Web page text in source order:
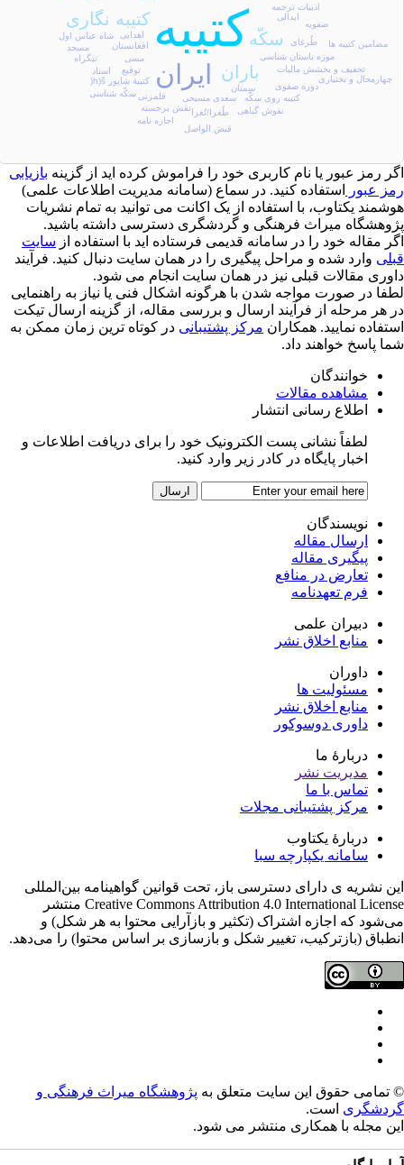
کتیبه
ایران
سکّه
کتیبه نگاری
باران
افغانستان
ابدالی
ادبیات ترجمه
سغدی مسیحی
موزه باستان شناسی
اهدایی
قلمزنی
مسی
توقیع
کتیبۀ شاپور h)š(
طُرغای
طُغرا/تُغرا
تیگراه
شاه عباس اول
تخفیف و بخشش مالیات
صفویه
مسجد
کتیبه روی سکّه
دوره صفوی
نقوش گیاهی
سکّه شناسی
نقش برجسته
اجاره نامه
قبض الواصل
اسناد
سمنان
مضامین کتیبه ها
چهارمحال و بختیاری
رمز عبور یا نام کاربری خود را فراموش کرده اید از گزینهبازیابی
عبوراستفاده کنید. در سماع (سامانه مدیریت اطلاعات علمی)
یکتاوب، با استفاده از یک اکانت می توانید به تمام نشریات
میراث فرهنگی و گردشگری دسترسی داشته باشید.
مقاله خود را در سامانه قدیمی فرستاده اید با استفاده ازسایت
وارد شده و مراحل پیگیری را در همان سایت دنبال کنید. فرآیند
مقالات قبلی نیز در همان سایت انجام می شود.
در صورت مواجه شدن با هرگونه اشکال فنی یا نیاز به راهنمایی
هر مرحله از فرآیند ارسال و بررسی مقاله، از گزینه ارسال تیکت
نمایید. همکارانمرکز پشتیبانیدر کوتاه ترین زمان ممکن به
پاسخ خواهند داد.
خوانندگان
مشاهده مقالات
اطلاع رسانی انتشار
لطفاً نشانی پست الکترونیک خود را برای دریافت اطلاعات و
اخبار پایگاه در کادر زیر وارد کنید.
نویسندگان
ارسال مقاله
پیگیری مقاله
تعارض در منافع
فرم تعهدنامه
دبیران علمی
منابع اخلاق نشر
داوران
مسئولیت ها
منابع اخلاق نشر
داوری دوسوکور
دربارۀ ما
مدیریت نشر
تماس با ما
مرکز پشتیبانی مجلات
دربارۀ یکتاوب
سامانه یکپارچه سبا
نشریه ی دارای دسترسی باز، تحت قوانین گواهینامه بین‌المللی
Creative Commons Attribution 4.0 International License منتشر
که اجازه اشتراک (تکثیر و بازآرایی محتوا به هر شکل) و
(بازترکیب، تغییر شکل و بازسازی بر اساس محتوا) را می‌دهد.
تمامی حقوق این سایت متعلق بهپژوهشگاه میراث فرهنگی و
است.
مجله با همکاریمنتشر می شود.